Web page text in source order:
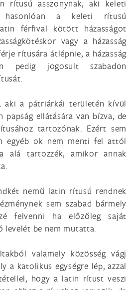
rítusú asszonynak, aki keleti
a keleti rítusú
férfival kötött házasságot
vagy a házasság
rítusára átlépnie, a házasság
pedig jogosult szabadon
aki a pátriárkái területén kívül
ellátására van bízva, de
tartozónak. Ezért sem
egyéb ok nem menti fel attól
alá tartozzék, amikor annak
nemű latin rítusú rendnek
sem szabad bármely
felvenni ha előzőleg saját
levelét be nem mutatta.
valamely közösség vágj
a katolikus egységre lép, azzal
hogy a latin rítust veszi